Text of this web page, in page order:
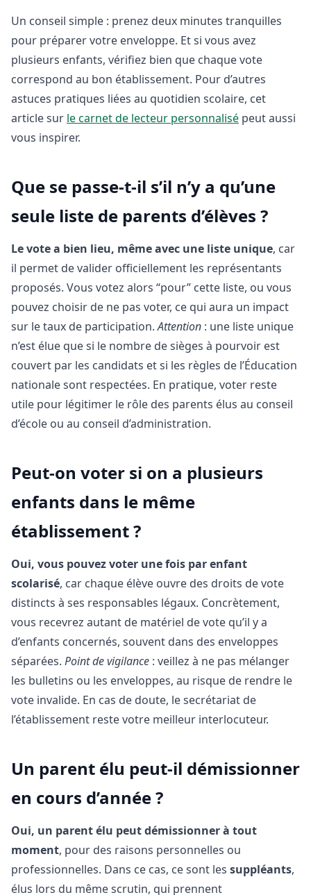
Un conseil simple : prenez deux minutes tranquilles
pour préparer votre enveloppe. Et si vous avez
plusieurs enfants, vérifiez bien que chaque vote
correspond au bon établissement. Pour d’autres
astuces pratiques liées au quotidien scolaire, cet
article sur le carnet de lecteur personnalisé peut aussi
vous inspirer.
Que se passe-t-il s’il n’y a qu’une
seule liste de parents d’élèves ?
Le vote a bien lieu, même avec une liste unique, car
il permet de valider officiellement les représentants
proposés. Vous votez alors “pour” cette liste, ou vous
pouvez choisir de ne pas voter, ce qui aura un impact
sur le taux de participation.Attention : une liste unique
n’est élue que si le nombre de sièges à pourvoir est
couvert par les candidats et si les règles de l’Éducation
nationale sont respectées. En pratique, voter reste
utile pour légitimer le rôle des parents élus au conseil
d’école ou au conseil d’administration.
Peut-on voter si on a plusieurs
enfants dans le même
établissement ?
Oui, vous pouvez voter une fois par enfant
scolarisé, car chaque élève ouvre des droits de vote
distincts à ses responsables légaux. Concrètement,
vous recevrez autant de matériel de vote qu’il y a
d’enfants concernés, souvent dans des enveloppes
séparées. Point de vigilance : veillez à ne pas mélanger
les bulletins ou les enveloppes, au risque de rendre le
vote invalide. En cas de doute, le secrétariat de
l’établissement reste votre meilleur interlocuteur.
Un parent élu peut-il démissionner
en cours d’année ?
Oui, un parent élu peut démissionner à tout
moment, pour des raisons personnelles ou
professionnelles. Dans ce cas, ce sont les suppléants,
élus lors du même scrutin, qui prennent